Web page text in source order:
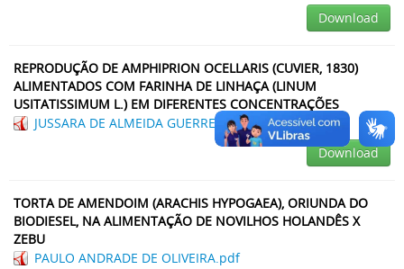
Download
REPRODUÇÃO DE AMPHIPRION OCELLARIS (CUVIER, 1830)
ALIMENTADOS COM FARINHA DE LINHAÇA (LINUM
USITATISSIMUM L.) EM DIFERENTES CONCENTRAÇÕES
JUSSARA DE ALMEIDA GUERREIRO.pdf
Download
TORTA DE AMENDOIM (ARACHIS HYPOGAEA), ORIUNDA DO
BIODIESEL, NA ALIMENTAÇÃO DE NOVILHOS HOLANDÊS X
ZEBU
PAULO ANDRADE DE OLIVEIRA.pdf